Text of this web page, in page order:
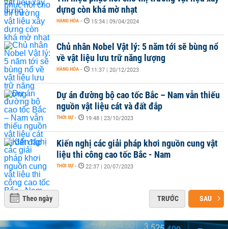
dựng còn khá mờ nhạt
HÀNG HÓA - 15:34 | 09/04/2024
Chủ nhân Nobel Vật lý: 5 năm tới sẽ bùng nổ
về vật liệu lưu trữ năng lượng
HÀNG HÓA - 11:37 | 20/12/2023
Dự án đường bộ cao tốc Bắc – Nam vẫn thiếu
nguồn vật liệu cát và đất đắp
THỜI SỰ - 19:48 | 23/10/2023
Kiến nghị các giải pháp khơi nguồn cung vật
liệu thi công cao tốc Bắc - Nam
THỜI SỰ - 22:37 | 20/07/2023
Theo ngày TRƯỚC SAU